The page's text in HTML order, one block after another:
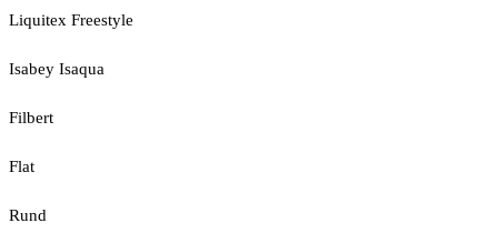
Liquitex Freestyle
Isabey Isaqua
Filbert
Flat
Rund